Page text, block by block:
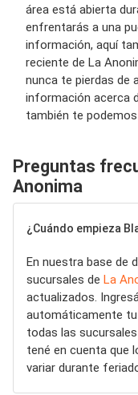
área está abierta
enfrentarás a una
información, aquí
reciente de La
nunca te pierdas de
información acerca
también te
Preguntas
Anonima
¿Cuándo empieza
En nuestra base de
sucursales de La
actualizados.
automáticamente tu
todas las
tené en cuenta que
variar durante